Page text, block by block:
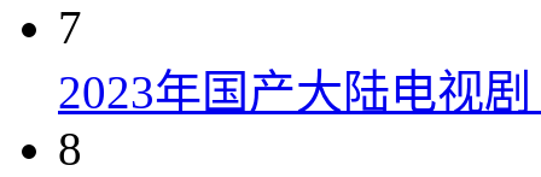
7
2023年国产大陆电视
8